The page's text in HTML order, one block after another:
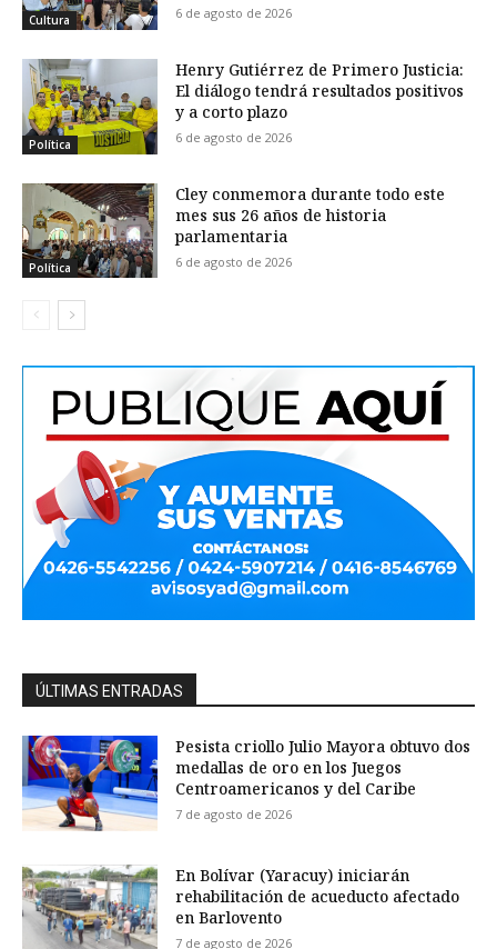
Cultura 6 de agosto de 2026
Política
Henry Gutiérrez de Primero Justicia:
El diálogo tendrá resultados positivos
y a corto plazo
6 de agosto de 2026
Política
Cley conmemora durante todo este
mes sus 26 años de historia
parlamentaria
6 de agosto de 2026
ÚLTIMAS ENTRADAS
Pesista criollo Julio Mayora obtuvo dos
medallas de oro en los Juegos
Centroamericanos y del Caribe
7 de agosto de 2026
En Bolívar (Yaracuy) iniciarán
rehabilitación de acueducto afectado
en Barlovento
7 de agosto de 2026